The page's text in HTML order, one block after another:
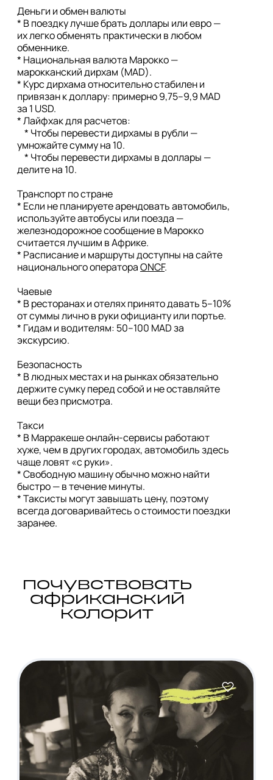
Деньги и обмен валюты
* В поездку лучше брать доллары или евро —
их легко обменять практически в любом
обменнике.
* Национальная валюта Марокко —
марокканский дирхам (MAD).
* Курс дирхама относительно стабилен и
привязан к доллару: примерно 9,75–9,9 MAD
за 1 USD.
* Лайфхак для расчетов:
умножайте сумму на 10.
делите на 10.
Транспорт по стране
* Если не планируете арендовать автомобиль,
используйте автобусы или поезда —
железнодорожное сообщение в Марокко
считается лучшим в Африке.
* Расписание и маршруты доступны на сайте
национального оператора ONCF.
Чаевые
* В ресторанах и отелях принято давать 5–10%
от суммы лично в руки официанту или портье.
* Гидам и водителям: 50–100 MAD за
экскурсию.
Безопасность
* В людных местах и на рынках обязательно
держите сумку перед собой и не оставляйте
вещи без присмотра.
Такси
* В Марракеше онлайн-сервисы работают
хуже, чем в других городах, автомобиль здесь
чаще ловят «с руки».
* Свободную машину обычно можно найти
быстро — в течение минуты.
* Таксисты могут завышать цену, поэтому
всегда договаривайтесь о стоимости поездки
заранее.
почувствовать
африканский
колорит